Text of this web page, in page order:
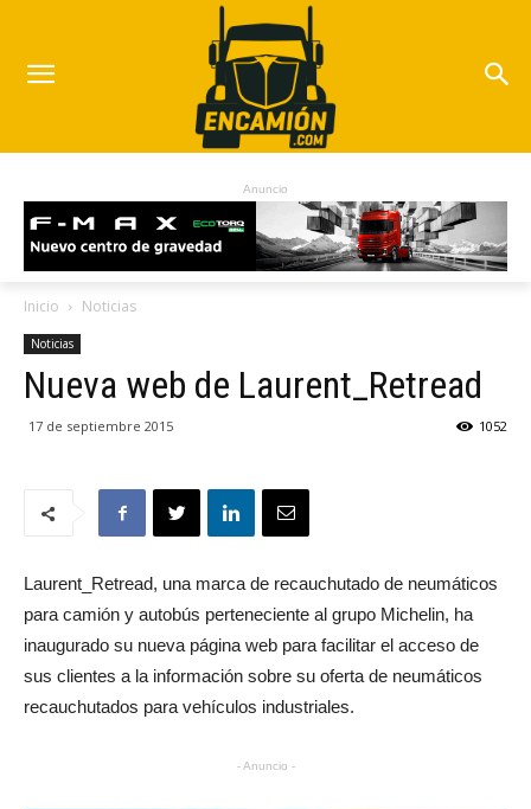
Anuncio
Inicio Noticias
Noticias
Nueva web de Laurent_Retread
17 de septiembre 2015 1052
Laurent_Retread, una marca de recauchutado de neumáticos
para camión y autobús perteneciente al grupo Michelin, ha
inaugurado su nueva página web para facilitar el acceso de
sus clientes a la información sobre su oferta de neumáticos
recauchutados para vehículos industriales.
- Anuncio -